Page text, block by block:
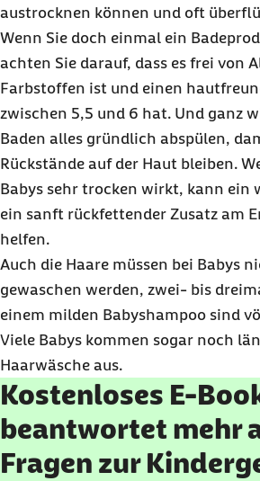
austrocknen können und oft
Wenn Sie doch einmal ein
achten Sie darauf, dass es frei von
Farbstoffen ist und einen
zwischen 5,5 und 6 hat. Und ganz
Baden alles gründlich abspülen,
Rückstände auf der Haut bleiben.
Babys sehr trocken wirkt, kann ein
ein sanft rückfettender Zusatz am
helfen.
Auch die Haare müssen bei Babys
gewaschen werden, zwei- bis
einem milden Babyshampoo sind
Viele Babys kommen sogar noch
Haarwäsche aus.
Kostenloses E-
beantwortet mehr
Fragen zur